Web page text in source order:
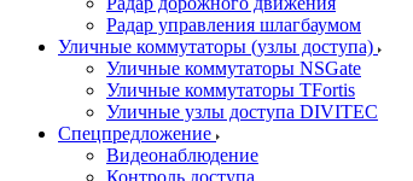
Радар управления шлагбаумом
Уличные коммутаторы (узлы доступа)
Уличные коммутаторы NSGate
Уличные коммутаторы TFortis
Уличные узлы доступа DIVITEC
Спецпредложение
Видеонаблюдение
Контроль доступа